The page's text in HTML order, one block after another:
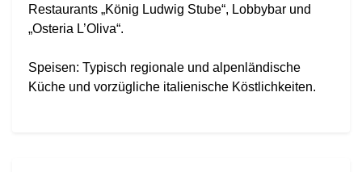
Restaurants „König Ludwig Stube“, Lobbybar und
„Osteria L’Oliva“.
Speisen: Typisch regionale und alpenländische
Küche und vorzügliche italienische Köstlichkeiten.